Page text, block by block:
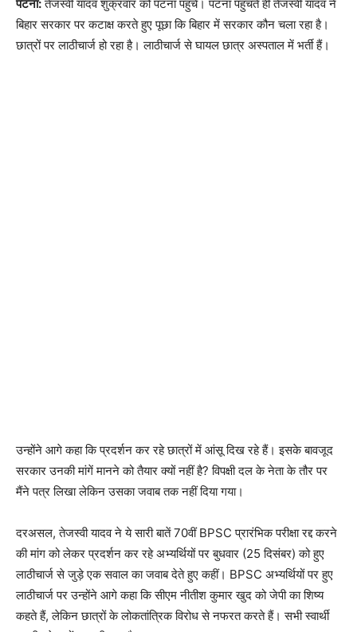
पटना:तेजस्वी यादव शुक्रवार को पटना पहुंचे। पटना पहुंचते ही तेजस्वी यादव ने
बिहार सरकार पर कटाक्ष करते हुए पूछा कि बिहार में सरकार कौन चला रहा है।
छात्रों पर लाठीचार्ज हो रहा है। लाठीचार्ज से घायल छात्र अस्पताल में भर्ती हैं।
उन्होंने आगे कहा कि प्रदर्शन कर रहे छात्रों में आंसू दिख रहे हैं। इसके बावजूद
सरकार उनकी मांगें मानने को तैयार क्यों नहीं है? विपक्षी दल के नेता के तौर पर
मैंने पत्र लिखा लेकिन उसका जवाब तक नहीं दिया गया।
दरअसल, तेजस्वी यादव ने ये सारी बातें 70वीं BPSC प्रारंभिक परीक्षा रद्द करने
की मांग को लेकर प्रदर्शन कर रहे अभ्यर्थियों पर बुधवार (25 दिसंबर) को हुए
लाठीचार्ज से जुड़े एक सवाल का जवाब देते हुए कहीं। BPSC अभ्यर्थियों पर हुए
लाठीचार्ज पर उन्होंने आगे कहा कि सीएम नीतीश कुमार खुद को जेपी का शिष्य
कहते हैं, लेकिन छात्रों के लोकतांत्रिक विरोध से नफरत करते हैं। सभी स्वार्थी